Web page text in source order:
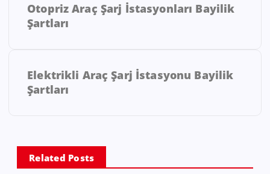
Otopriz Araç Şarj İstasyonları Bayilik
Şartları
Elektrikli Araç Şarj İstasyonu Bayilik
Şartları
Related Posts